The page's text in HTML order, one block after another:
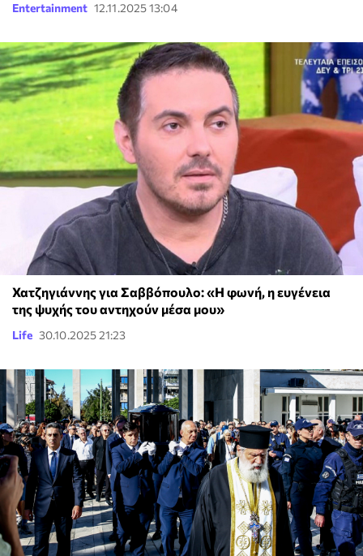
Entertainment 12.11.2025 13:04
Χατζηγιάννης για Σαββόπουλο: «Η φωνή, η ευγένεια
της ψυχής του αντηχούν μέσα μου»
Life 30.10.2025 21:23